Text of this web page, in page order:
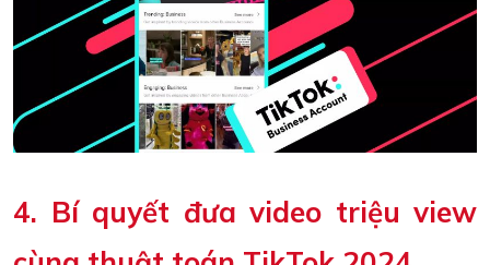
4. Bí quyết đưa video triệu view